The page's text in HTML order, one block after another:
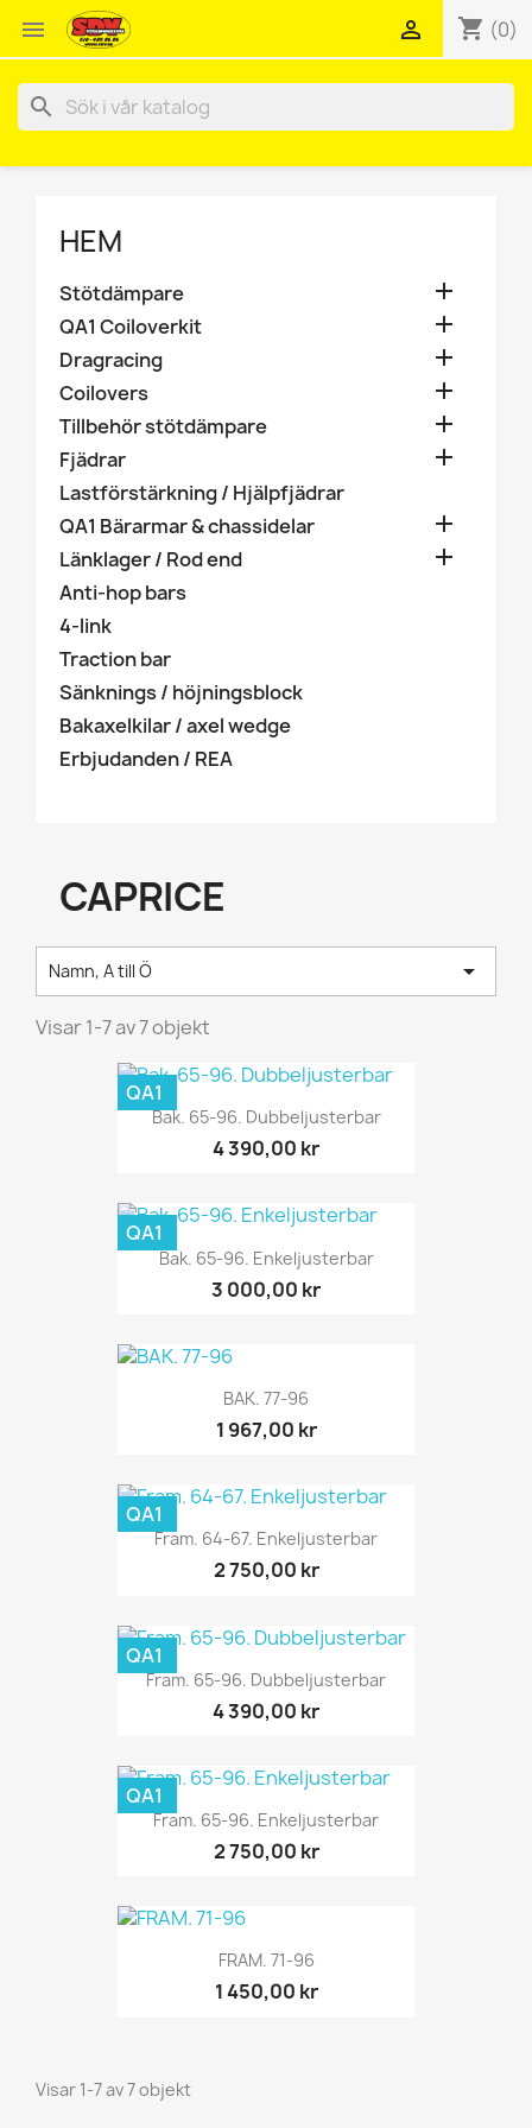
 shopping_cart (0)

search
HEM
Stötdämpare 
QA1 Coiloverkit 
Dragracing 
Coilovers 
Tillbehör stötdämpare 
Fjädrar 
Lastförstärkning / Hjälpfjädrar
QA1 Bärarmar & chassidelar

Länklager / Rod end 
Anti-hop bars
4-link
Traction bar
Sänknings / höjningsblock
Bakaxelkilar / axel wedge
Erbjudanden / REA
CAPRICE
Namn, A till Ö 
Visar 1-7 av 7 objekt
Bak. 65-96. Dubbeljusterbar
4 390,00 kr
QA1
Bak. 65-96. Enkeljusterbar
3 000,00 kr
QA1
BAK. 77-96
1 967,00 kr
Fram. 64-67. Enkeljusterbar
2 750,00 kr
QA1
Fram. 65-96. Dubbeljusterbar
4 390,00 kr
QA1
Fram. 65-96. Enkeljusterbar
2 750,00 kr
QA1
FRAM. 71-96
1 450,00 kr
Visar 1-7 av 7 objekt